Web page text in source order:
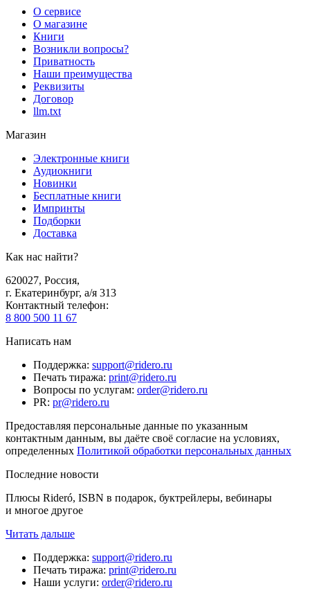
О сервисе
О магазине
Книги
Возникли вопросы?
Приватность
Наши преимущества
Реквизиты
Договор
llm.txt
Магазин
Электронные книги
Аудиокниги
Новинки
Бесплатные книги
Импринты
Подборки
Доставка
Как нас найти?
620027, Россия,
г. Екатеринбург, а/я 313
Контактный телефон:
8 800 500 11 67
Написать нам
Поддержка: support@ridero.ru
Печать тиража: print@ridero.ru
Вопросы по услугам: order@ridero.ru
PR: pr@ridero.ru
Предоставляя персональные данные по указанным
контактным данным, вы даёте своё согласие на условиях,
определенных Политикой обработки персональных данных
Последние новости
Плюсы Rideró, ISBN в подарок, буктрейлеры, вебинары
и многое другое
Читать дальше
Поддержка: support@ridero.ru
Печать тиража: print@ridero.ru
Наши услуги: order@ridero.ru